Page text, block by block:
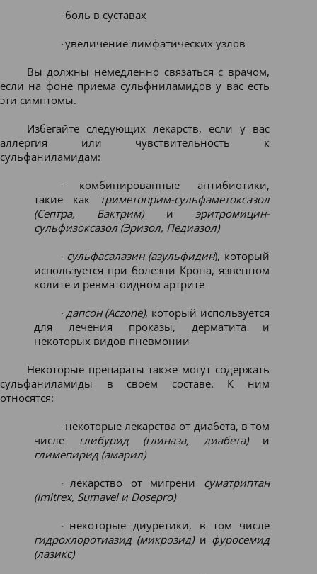
· боль в суставах
· увеличение лимфатических узлов
Вы должны немедленно связаться с врачом,
если на фоне приема сульфниламидов у вас есть
эти симптомы.
Избегайте следующих лекарств, если у вас
аллергия или чувствительность к
сульфаниламидам:
·
комбинированные антибиотики,
такие как триметоприм-сульфаметоксазол
(Септра, Бактрим)иэритромицин-
сульфизоксазол (Эризол, Педиазол)
· сульфасалазин (азульфидин), который
используется при болезни Крона, язвенном
колите и ревматоидном артрите
· дапсон (Aczone), который используется
для лечения проказы, дерматита и
некоторых видов пневмонии
Некоторые препараты также могут содержать
сульфаниламиды в своем составе. К ним
относятся:
· некоторые лекарства от диабета, в том
числе глибурид (глиназа, диабета)и
глимепирид (амарил)
· лекарство от мигрени суматриптан
(Imitrex, Sumavel и Dosepro)
·
некоторые диуретики, в том числе
гидрохлоротиазид (микрозид)и фуросемид
(лазикс)